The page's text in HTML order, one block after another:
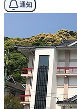
通知